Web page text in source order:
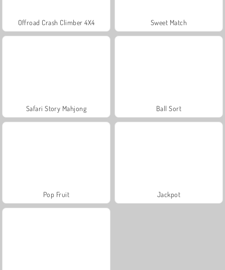
Offroad Crash Climber 4X4 Sweet Match
Safari Story Mahjong Ball Sort
Pop Fruit Jackpot